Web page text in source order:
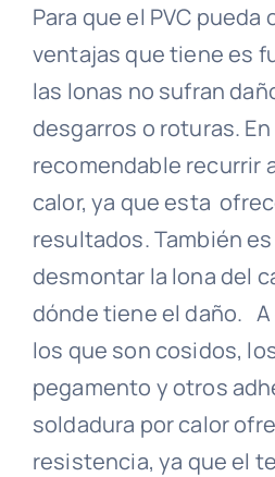
Para que el PVC
ventajas que tiene es
las lonas no sufran
desgarros o roturas.
recomendable recurrir
calor, ya que esta
resultados. También
desmontar la lona del
dónde tiene el daño.
los que son cosidos,
pegamento y otros
soldadura por calor
resistencia, ya que el